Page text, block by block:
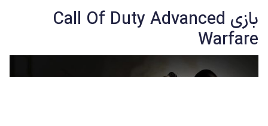
بازی Call Of Duty Advanced
Warfare